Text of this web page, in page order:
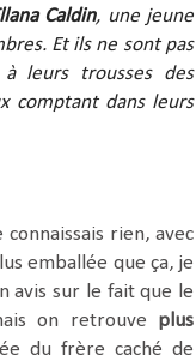
Caldin, une jeune
Et ils ne sont pas
leurs trousses des
comptant dans leurs
rien, avec
emballée que ça, je
avis sur le fait que le
on retrouve plus
du frère caché de